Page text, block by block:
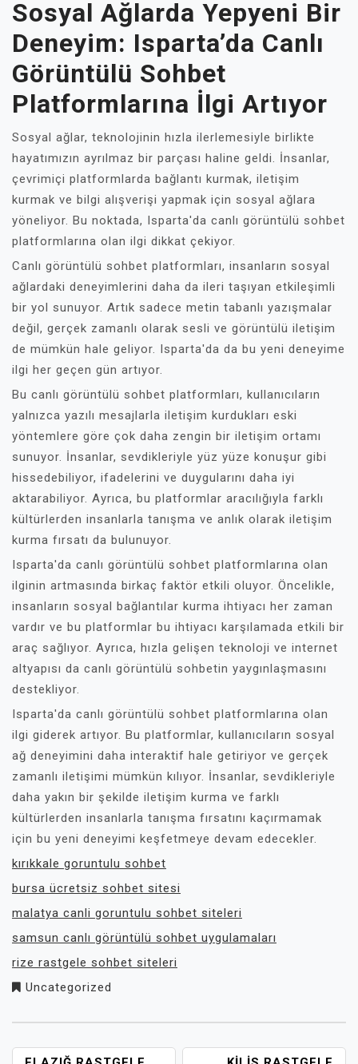
Sosyal Ağlarda Yepyeni Bir
Deneyim: Isparta’da Canlı
Görüntülü Sohbet
Platformlarına İlgi Artıyor
Sosyal ağlar, teknolojinin hızla ilerlemesiyle birlikte
hayatımızın ayrılmaz bir parçası haline geldi. İnsanlar,
çevrimiçi platformlarda bağlantı kurmak, iletişim
kurmak ve bilgi alışverişi yapmak için sosyal ağlara
yöneliyor. Bu noktada, Isparta'da canlı görüntülü sohbet
platformlarına olan ilgi dikkat çekiyor.
Canlı görüntülü sohbet platformları, insanların sosyal
ağlardaki deneyimlerini daha da ileri taşıyan etkileşimli
bir yol sunuyor. Artık sadece metin tabanlı yazışmalar
değil, gerçek zamanlı olarak sesli ve görüntülü iletişim
de mümkün hale geliyor. Isparta'da da bu yeni deneyime
ilgi her geçen gün artıyor.
Bu canlı görüntülü sohbet platformları, kullanıcıların
yalnızca yazılı mesajlarla iletişim kurdukları eski
yöntemlere göre çok daha zengin bir iletişim ortamı
sunuyor. İnsanlar, sevdikleriyle yüz yüze konuşur gibi
hissedebiliyor, ifadelerini ve duygularını daha iyi
aktarabiliyor. Ayrıca, bu platformlar aracılığıyla farklı
kültürlerden insanlarla tanışma ve anlık olarak iletişim
kurma fırsatı da bulunuyor.
Isparta'da canlı görüntülü sohbet platformlarına olan
ilginin artmasında birkaç faktör etkili oluyor. Öncelikle,
insanların sosyal bağlantılar kurma ihtiyacı her zaman
vardır ve bu platformlar bu ihtiyacı karşılamada etkili bir
araç sağlıyor. Ayrıca, hızla gelişen teknoloji ve internet
altyapısı da canlı görüntülü sohbetin yaygınlaşmasını
destekliyor.
Isparta'da canlı görüntülü sohbet platformlarına olan
ilgi giderek artıyor. Bu platformlar, kullanıcıların sosyal
ağ deneyimini daha interaktif hale getiriyor ve gerçek
zamanlı iletişimi mümkün kılıyor. İnsanlar, sevdikleriyle
daha yakın bir şekilde iletişim kurma ve farklı
kültürlerden insanlarla tanışma fırsatını kaçırmamak
için bu yeni deneyimi keşfetmeye devam edecekler.
kırıkkale goruntulu sohbet
bursa ücretsiz sohbet sitesi
malatya canli goruntulu sohbet siteleri
samsun canlı görüntülü sohbet uygulamaları
rize rastgele sohbet siteleri
Uncategorized